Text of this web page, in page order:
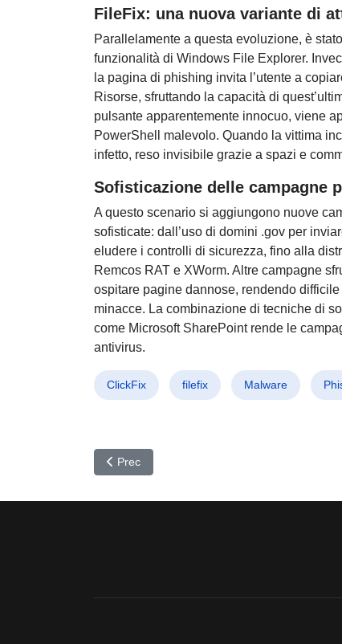
FileFix: una nuova variante di
Parallelamente a questa evoluzione, è
funzionalità di Windows File Explorer.
la pagina di phishing invita l’utente a
Risorse, sfruttando la capacità di
pulsante apparentemente innocuo, viene
PowerShell malevolo. Quando la vittima
infetto, reso invisibile grazie a spazi e
Sofisticazione delle campagne
A questo scenario si aggiungono nuove
sofisticate: dall’uso di domini .gov per
eludere i controlli di sicurezza, fino alla
Remcos RAT e XWorm. Altre campagne
ospitare pagine dannose, rendendo
minacce. La combinazione di tecniche di
come Microsoft SharePoint rende le
antivirus.
ClickFix filefix Malware
Articolo precedente: Cyber Attacco alle
Prec